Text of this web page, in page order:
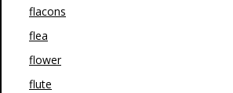
flacons
flea
flower
flute